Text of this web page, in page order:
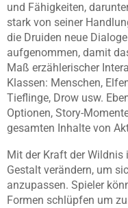
und Fähigkeiten,
stark von seiner
die Druiden neue
aufgenommen, damit
Maß erzählerischer
Klassen: Menschen,
Tieflinge, Drow usw.
Optionen, Story-
gesamten Inhalte von
Mit der Kraft der Wildnis
Gestalt verändern, um
anzupassen. Spieler
Formen schlüpfen um